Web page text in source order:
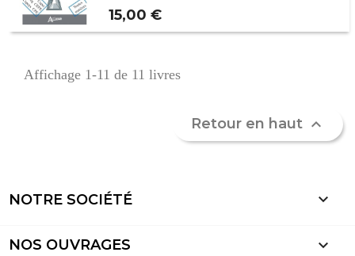
Prix
15,00 €
Affichage 1-11 de 11 livres
Retour en haut 
NOTRE SOCIÉTÉ 
NOS OUVRAGES 